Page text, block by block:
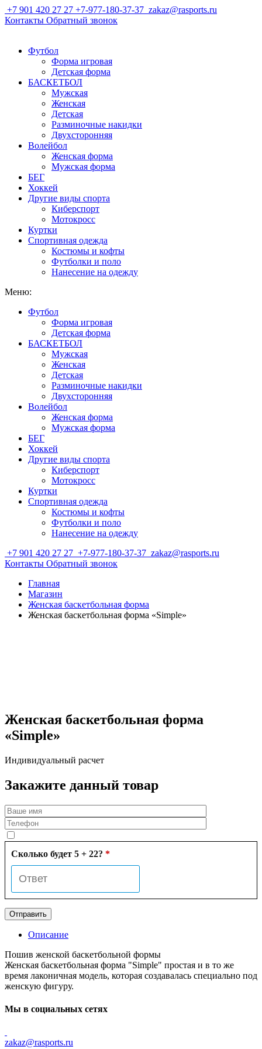
+7 901 420 27 27 +7-977-180-37-37 zakaz@rasports.ru
Контакты Обратный звонок
Футбол
Форма игровая
Детская форма
БАСКЕТБОЛ
Мужская
Женская
Детская
Разминочные накидки
Двухсторонняя
Волейбол
Женская форма
Мужская форма
БЕГ
Хоккей
Другие виды спорта
Киберспорт
Мотокросс
Куртки
Спортивная одежда
Костюмы и кофты
Футболки и поло
Нанесение на одежду
Меню:
Футбол
Форма игровая
Детская форма
БАСКЕТБОЛ
Мужская
Женская
Детская
Разминочные накидки
Двухсторонняя
Волейбол
Женская форма
Мужская форма
БЕГ
Хоккей
Другие виды спорта
Киберспорт
Мотокросс
Куртки
Спортивная одежда
Костюмы и кофты
Футболки и поло
Нанесение на одежду
+7 901 420 27 27 +7-977-180-37-37 zakaz@rasports.ru
Контакты Обратный звонок
Главная
Магазин
Женская баскетбольная форма
Женская баскетбольная форма «Simple»
Женская баскетбольная форма
«Simple»
Индивидуальный расчет
Закажите данный товар
Сколько будет 5 + 22? *
Описание
Пошив женской баскетбольной формы
Женская баскетбольная форма "Simple" простая и в то же
время лаконичная модель, которая создавалась специально под
женскую фигуру.
Мы в социальных сетях
zakaz@rasports.ru